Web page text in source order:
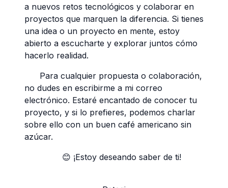
a nuevos retos tecnológicos y colaborar en
proyectos que marquen la diferencia. Si tienes
una idea o un proyecto en mente, estoy
abierto a escucharte y explorar juntos cómo
hacerlo realidad.
Para cualquier propuesta o colaboración,
no dudes en escribirme a mi correo
electrónico. Estaré encantado de conocer tu
proyecto, y si lo prefieres, podemos charlar
sobre ello con un buen café americano sin
azúcar.
😊 ¡Estoy deseando saber de ti!